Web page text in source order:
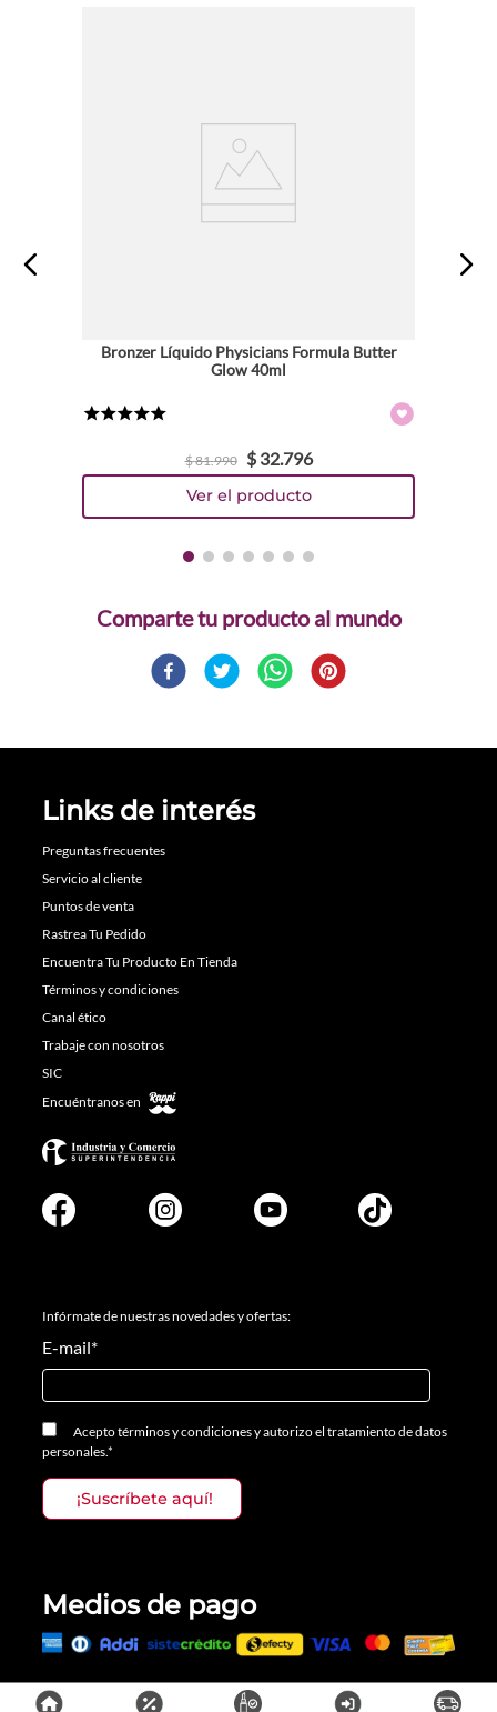
Bronzer Líquido Physicians Formula Butter
Glow 40ml
$81.990 $ 32.796
Comparte
Links de interés
Preguntas frecuentes
Servicio al cliente
Puntos de venta
Rastrea Tu Pedido
Encuentra Tu Producto En Tienda
Términos y condiciones
Canal ético
Trabaje con nosotros
SIC
Encuéntranos en
Infórmate de nuestras novedades y ofertas:
E-mail*
Aceptotérminos y condicionesyautorizo el tratamiento de datos
personales.*
Medios de pago
Todos los derechos reservados, Prosalon Distribuciones S.A.S., 2023